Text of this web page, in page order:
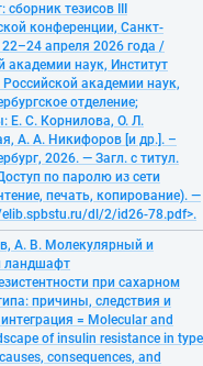
сборник тезисов III
конференции, Санкт-
22–24 апреля 2026 года /
академии наук, Институт
Российской академии наук,
отделение;
Е. С. Корнилова, О. Л.
А. А. Никифоров [и др.]. –
2026. — Загл. с титул.
по паролю из сети
печать, копирование). —
elib.spbstu.ru/dl/2/id26-78.pdf>.
А. В. Молекулярный и
ландшафт
при сахарном
причины, следствия и
= Molecular and
of insulin resistance in type
consequences, and